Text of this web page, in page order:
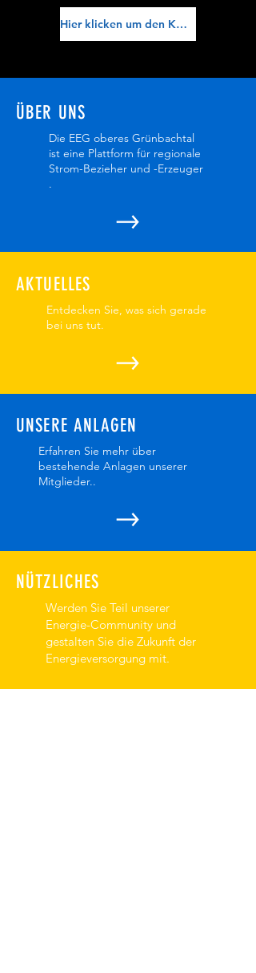
Hier klicken um den Kalkulator herunterzuladen
ÜBER UNS
Die EEG oberes Grünbachtal
ist eine Plattform für regionale
Strom-Bezieher und -Erzeuger
.
AKTUELLES
Entdecken Sie, was sich gerade
bei uns tut.
UNSERE ANLAGEN
Erfahren Sie mehr über
bestehende Anlagen unserer
Mitglieder..
NÜTZLICHES
Werden Sie Teil unserer
Energie-Community und
gestalten Sie die Zukunft der
Energieversorgung mit.